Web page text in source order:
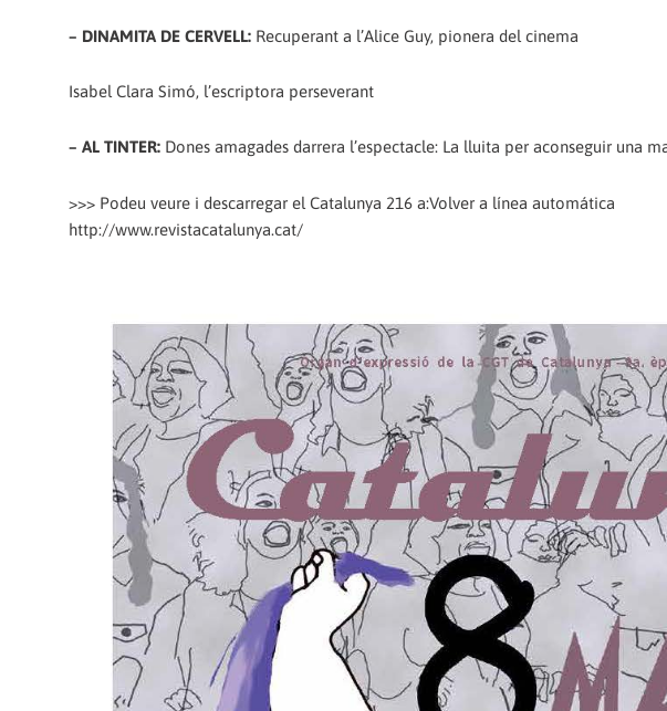
– DINAMITA DE CERVELL: Recuperant a l’Alice Guy, pionera del cinema
Isabel Clara Simó, l’escriptora perseverant
– AL TINTER: Dones amagades darrera l’espectacle: La lluita per aconseguir
>>> Podeu veure i descarregar el Catalunya 216 a:Volver a línea automática
http://www.revistacatalunya.cat/